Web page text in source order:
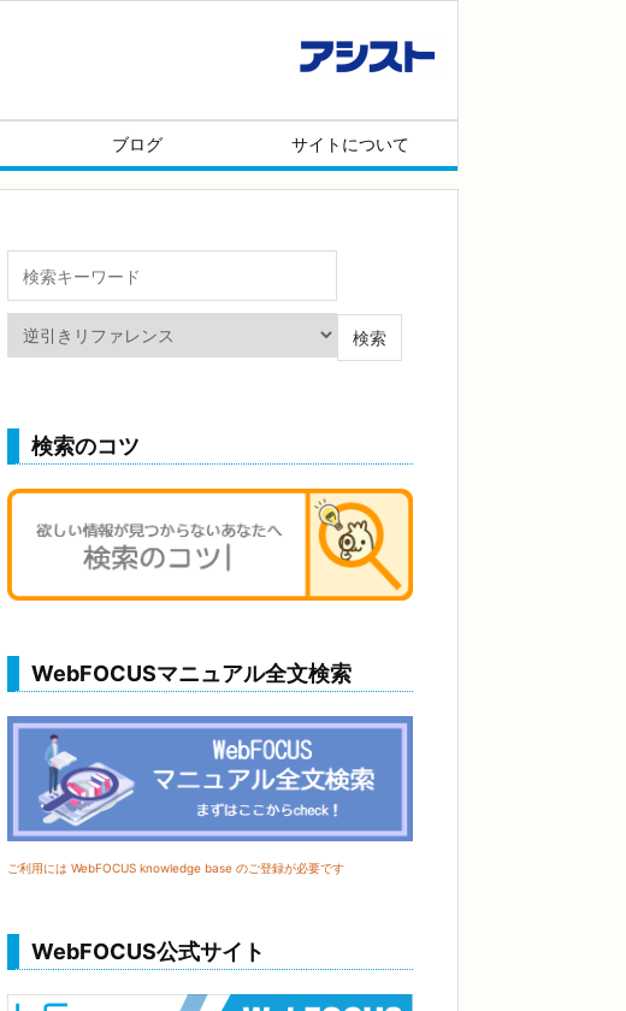
ブログ サイトについて
検索のコツ
WebFOCUSマニュアル全文検索
ご利用には WebFOCUS knowledge base のご登録が必要です
WebFOCUS公式サイト